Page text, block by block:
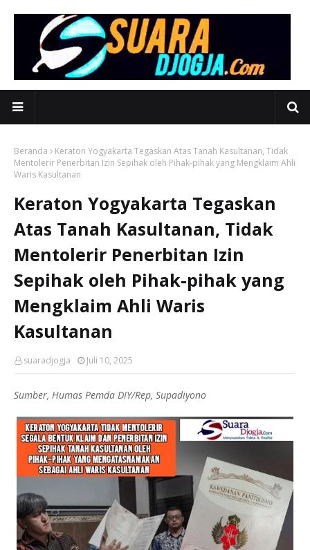
Beranda
Keraton Yogyakarta Tegaskan Atas Tanah Kasultanan, Tidak
Mentolerir Penerbitan Izin Sepihak oleh Pihak-pihak yang Mengklaim Ahli
Waris Kasultanan
Keraton Yogyakarta Tegaskan
Atas Tanah Kasultanan, Tidak
Mentolerir Penerbitan Izin
Sepihak oleh Pihak-pihak yang
Mengklaim Ahli Waris
Kasultanan
suaradjogja Juli 10, 2025
Sumber, Humas Pemda DIY/Rep, Supadiyono